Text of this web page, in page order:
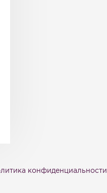
конфиденциальности